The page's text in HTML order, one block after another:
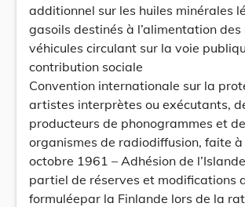
additionnel sur les huiles minérales
gasoils destinés à l’alimentation des
véhicules circulant sur la voie
contribution sociale
Convention internationale sur la
artistes interprètes ou exécutants,
producteurs de phonogrammes et
organismes de radiodiffusion, faite à
octobre 1961 – Adhésion de
partiel de réserves et modifications
formuléepar la Finlande lors de la